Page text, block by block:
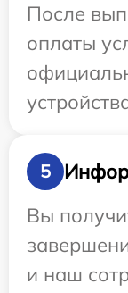
После
оплаты
5
Вы
и наш